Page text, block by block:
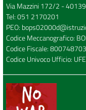
Via Mazzini 172/2 - 40139
Tel:051 2170201
PEO:
Codice Meccanografico:
Codice Fiscale:
Codice Univoco Ufficio: